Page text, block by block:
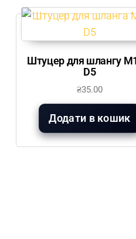
Штуцер для шлангу
D5
₴35.00
Додати в кошик